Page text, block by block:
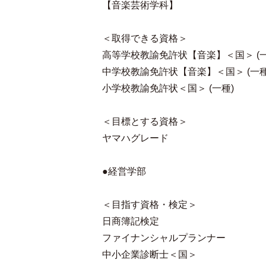
【音楽芸術学科】
＜取得できる資格＞
高等学校教諭免許状【音楽】＜国＞ (
中学校教諭免許状【音楽】＜国＞ (一
小学校教諭免許状＜国＞ (一種)
＜目標とする資格＞
ヤマハグレード
●経営学部
＜目指す資格・検定＞
日商簿記検定
ファイナンシャルプランナー
中小企業診断士＜国＞